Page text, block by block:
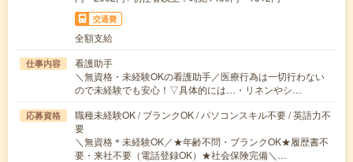
交通費
全額支給
仕事内容
看護助手
＼無資格・未経験OKの看護助手／医療行為は一切行わない
ので未経験でも安心！▽具体的には…・リネンやシ…
応募資格
職種未経験OK / ブランクOK / パソコンスキル不要 / 英語力不
要
＼無資格＊未経験OK／★年齢不問・ブランクOK★履歴書不
要・来社不要（電話登録OK）★社会保険完備＼…